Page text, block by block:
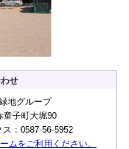
せ
地グループ
子町大堀90
：0587-56-5952
ムをご利用ください。